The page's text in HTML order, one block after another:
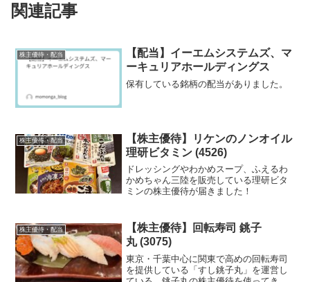
関連記事
株主優待・配当
【配当】イーエムシステムズ、マ
ーキュリアホールディングス
保有している銘柄の配当がありました。
株主優待・配当
【株主優待】リケンのノンオイル
理研ビタミン (4526)
ドレッシングやわかめスープ、ふえるわ
かめちゃん三陸を販売している理研ビタ
ミンの株主優待が届きました！
株主優待・配当
【株主優待】回転寿司 銚子
丸 (3075)
東京・千葉中心に関東で高めの回転寿司
を提供している「すし銚子丸」を運営し